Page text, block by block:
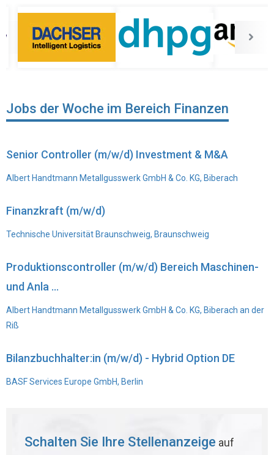
Jobs der Woche im Bereich Finanzen
Senior Controller (m/w/d) Investment & M&A
Albert Handtmann Metallgusswerk GmbH & Co. KG, Biberach
Finanzkraft (m/w/d)
Technische Universität Braunschweig, Braunschweig
Produktionscontroller (m/w/d) Bereich Maschinen-
und Anla ...
Albert Handtmann Metallgusswerk GmbH & Co. KG, Biberach an der
Riß
Bilanzbuchhalter:in (m/w/d) - Hybrid Option DE
BASF Services Europe GmbH, Berlin
Schalten Sie Ihre Stellenanzeige auf